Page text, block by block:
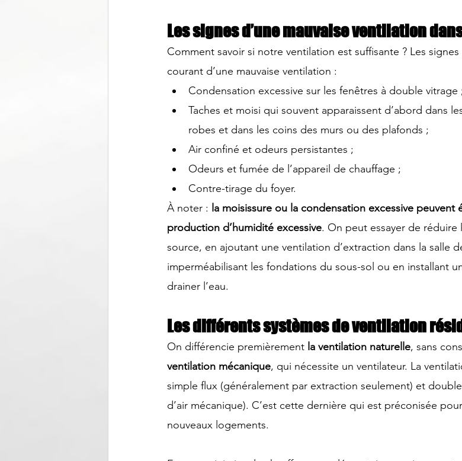
Les signes d’une mauvaise ventilation
Comment savoir si notre ventilation est suffisante ? Les
courant d’une mauvaise ventilation :
Condensation excessive sur les fenêtres à double vitrage
Taches et moisi qui souvent apparaissent d’abord dans
robes et dans les coins des murs ou des plafonds ;
Air confiné et odeurs persistantes ;
Odeurs et fumée de l’appareil de chauffage ;
Contre-tirage du foyer.
À noter : la moisissure ou la condensation excessive
production d’humidité excessive. On peut essayer de réduire
source, en ajoutant une ventilation d’extraction dans la salle
imperméabilisant les fondations du sous-sol ou en installant
drainer l’eau.
Les différents systèmes de ventilation
On différencie premièrement la ventilation naturelle, sans
ventilation mécanique, qui nécessite un ventilateur. La
simple flux (généralement par extraction seulement) et
d’air mécanique). C’est cette dernière qui est préconisée
nouveaux logements.